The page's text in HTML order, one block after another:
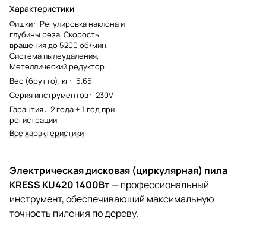
Характеристики
Фишки: Регулировка наклона и
глубины реза, Скорость
вращения до 5200 об/мин,
Система пылеудаления,
Метеллический редуктор
Вес (брутто), кг: 5.65
Серия инструментов: 230V
Гарантия: 2 года + 1 год при
регистрации
Все характеристики
Электрическая дисковая (циркулярная) пила
KRESS KU420 1400Вт— профессиональный
инструмент, обеспечивающий максимальную
точность пиления по дереву.